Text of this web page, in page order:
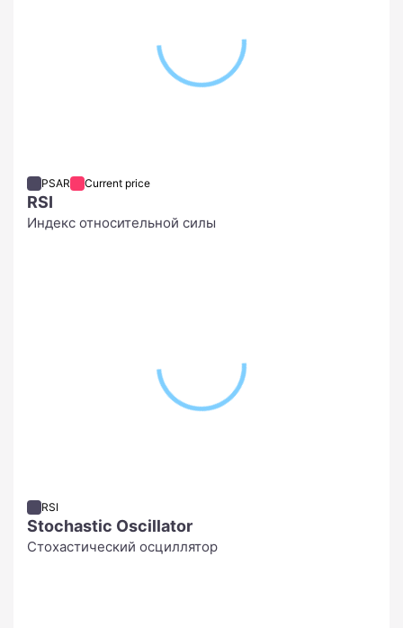
PSAR Current price
RSI
Индекс относительной силы
RSI
Stochastic Oscillator
Стохастический осциллятор